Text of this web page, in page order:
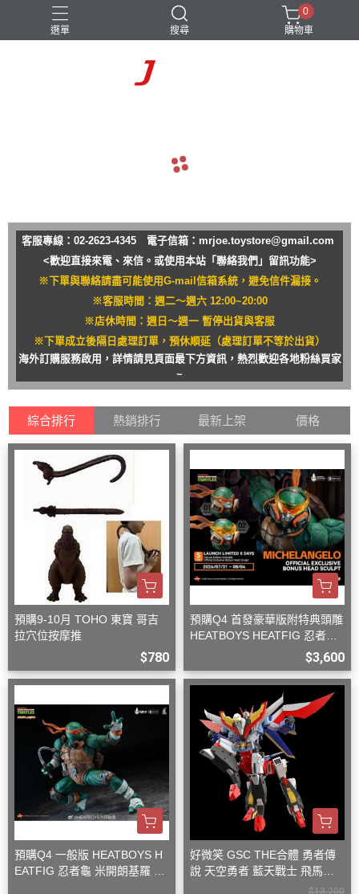
選單 搜尋
0
購物車
客服專線：02-2623-4345 電子信箱： mrjoe.toystore@gmail.com
<歡迎直接來電、來信。或使用本站「聯絡我們」留訊功能>
※下單與聯絡請盡可能使用G-mail信箱系統，避免信件漏接。
※客服時間：週二～週六 12:00~20:00
※店休時間：週日～週一 暫停出貨與客服
※下單成立後隔日處理訂單，預休順延（處理訂單不等於出貨）
海外訂購服務啟用，詳情請見頁面最下方資訊，熱烈歡迎各地粉絲買家
~
綜合排行 熱銷排行 最新上架 價格
預購9-10月 TOHO 東寶 哥吉
拉穴位按摩推
$780
預購Q4 首發豪華版附特典頭雕
HEATBOYS HEATFIG 忍者龜
$3,600
預購Q4 一般版 HEATBOYS H
EATFIG 忍者龜 米開朗基羅 1/
好微笑 GSC THE合體 勇者傳
說 天空勇者 藍天戰士 飛馬戰